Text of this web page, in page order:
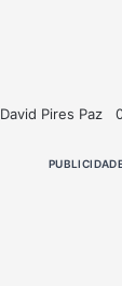
David Pires Paz
X